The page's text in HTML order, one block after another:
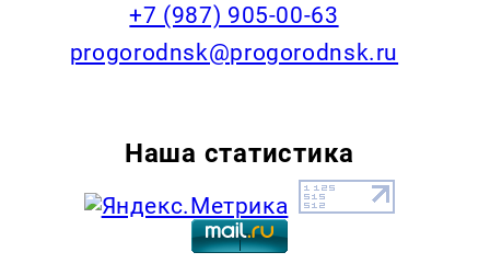
+7 (987) 905-00-63
progorodnsk@progorodnsk.ru
Наша статистика